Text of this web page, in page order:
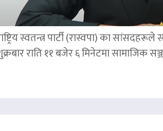
स्वतन्त्र पार्टी (रास्वपा) का
राति ११ बजेर ६ मिनेटमा सामाजिक